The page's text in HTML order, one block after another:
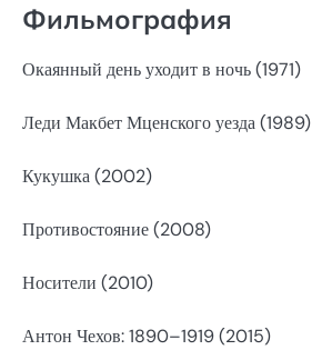
Фильмография
Окаянный день уходит в ночь (1971)
Леди Макбет Мценского уезда (1989)
Кукушка (2002)
Противостояние (2008)
Носители (2010)
Антон Чехов: 1890–1919 (2015)